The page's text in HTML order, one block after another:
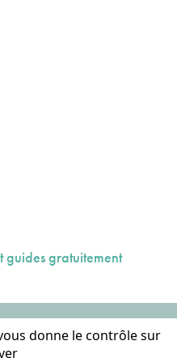
:
guides gratuitement
donne le contrôle sur